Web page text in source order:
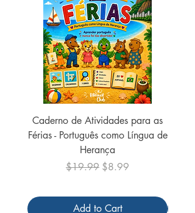
Caderno de Atividades para as
Férias - Português como Língua de
Herança
Regular Price
$19.99 Sale Price
$8.99
Add to Cart